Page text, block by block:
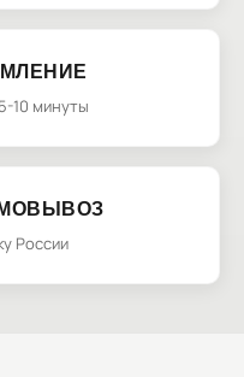
10 минуты
России